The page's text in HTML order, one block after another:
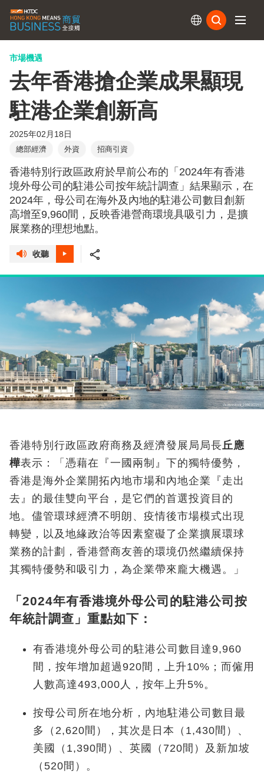
市場機遇
去年香港搶企業成果顯現
駐港企業創新高
2025年02月18日
總部經濟 外資 招商引資
香港特別行政區政府於早前公布的「2024年有香港
境外母公司的駐港公司按年統計調查」結果顯示，在
2024年，母公司在海外及內地的駐港公司數目創新
高增至9,960間，反映香港營商環境具吸引力，是擴
展業務的理想地點。
收聽
香港特別行政區政府商務及經濟發展局局長丘應
樺表示：「憑藉在『一國兩制』下的獨特優勢，
香港是海外企業開拓內地市場和內地企業『走出
去』的最佳雙向平台，是它們的首選投資目的
地。儘管環球經濟不明朗、疫情後市場模式出現
轉變，以及地緣政治等因素窒礙了企業擴展環球
業務的計劃，香港營商友善的環境仍然繼續保持
其獨特優勢和吸引力，為企業帶來龐大機遇。」
「2024年有香港境外母公司的駐港公司按
年統計調查」重點如下：
有香港境外母公司的駐港公司數目達9,960
間，按年增加超過920間，上升10%；而僱用
人數高達493,000人，按年上升5%。
按母公司所在地分析，內地駐港公司數目最
多（2,620間），其次是日本（1,430間）、
美國（1,390間）、英國（720間）及新加坡
（520間）。